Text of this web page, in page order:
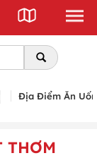
Địa Điểm Ăn
THƠM